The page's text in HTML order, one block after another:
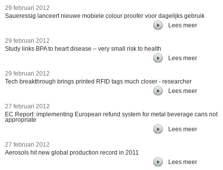
29 februari 2012
Saueressig lanceert nieuwe mobiele colour proofer voor dagelijks gebruik
Lees meer
29 februari 2012
Study links BPA to heart disease – very small risk to health
Lees meer
29 februari 2012
Tech breakthrough brings printed RFID tags much closer - researcher
Lees meer
27 februari 2012
EC Report: implementing European refund system for metal beverage cans not
appropriate
Lees meer
27 februari 2012
Aerosols hit new global production record in 2011
Lees meer